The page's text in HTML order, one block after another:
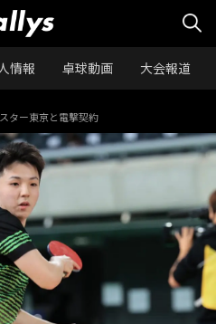
情報 卓球動画 大会報道
ター東京と電撃契約